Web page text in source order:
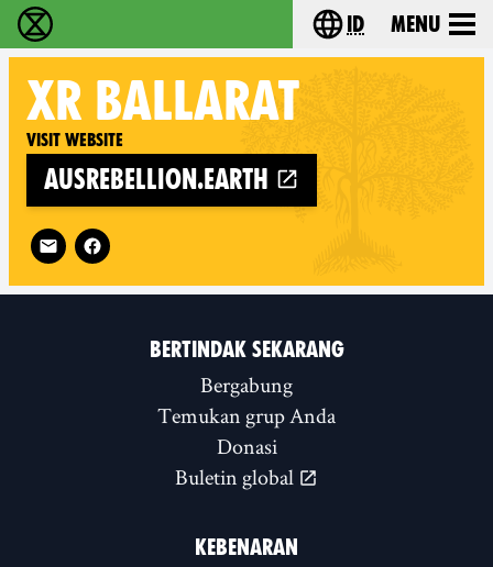
Extinction Rebellion (XR–Pemberontakan
Choose your
id Menu
XR BALLARAT
Visit website
ausrebellion.earth
Follow XR Ballarat on
BERTINDAK SEKARANG
Bergabung
Temukan grup Anda
Donasi
Buletin global
KEBENARAN